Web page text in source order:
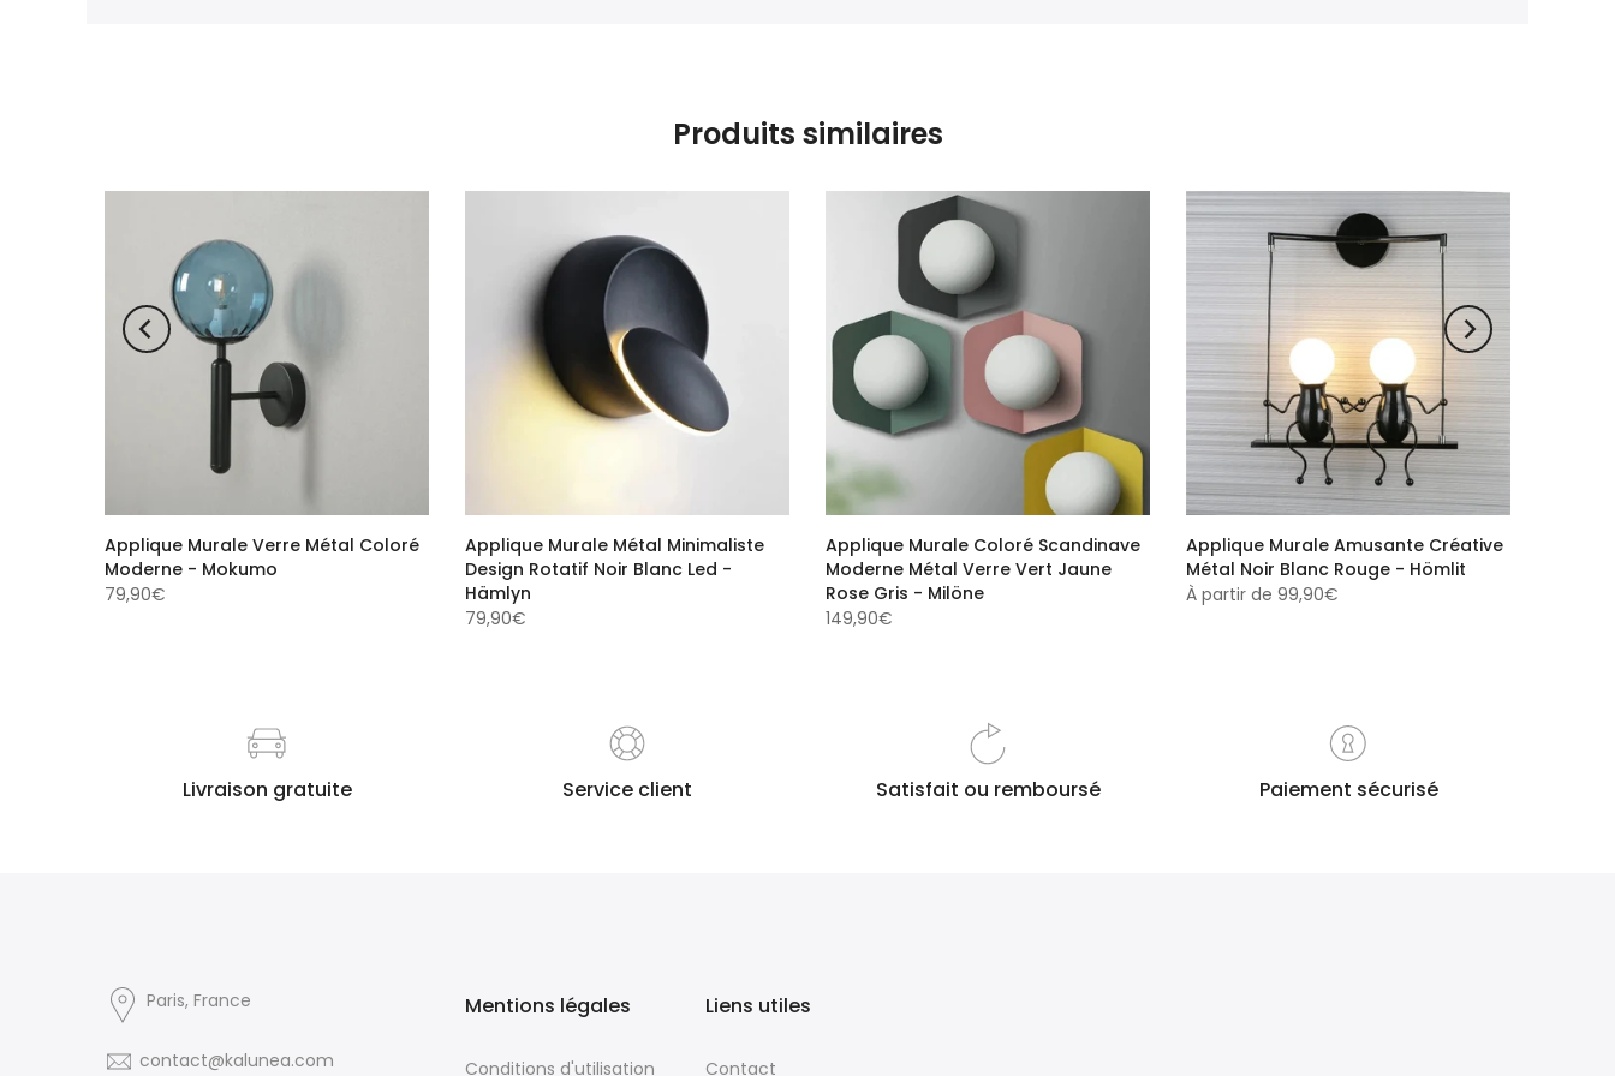
Produits similaires
Applique Murale Verre Métal Coloré
Moderne - Mokumo
79,90€
Applique Murale Métal Minimaliste
Design Rotatif Noir Blanc Led -
Hämlyn
79,90€
Applique Murale Coloré Scandinave
Moderne Métal Verre Vert Jaune
Rose Gris - Milöne
149,90€
Applique Murale Amusante Créative
Métal Noir Blanc Rouge - Hömlit
À partir de 99,90€
Livraison gratuite Service client Satisfait ou remboursé Paiement sécurisé
Paris, France
contact@kalunea.com
Mentions légales
Conditions d'utilisation
Liens utiles
Contact